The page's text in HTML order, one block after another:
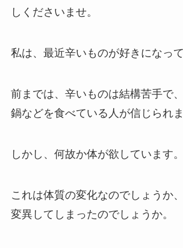
しくださいませ。
私は、最近辛いものが好きになって
前までは、辛いものは結構苦手で
鍋などを食べている人が信じられ
しかし、何故か体が欲しています。
これは体質の変化なのでしょうか
変異してしまったのでしょうか。